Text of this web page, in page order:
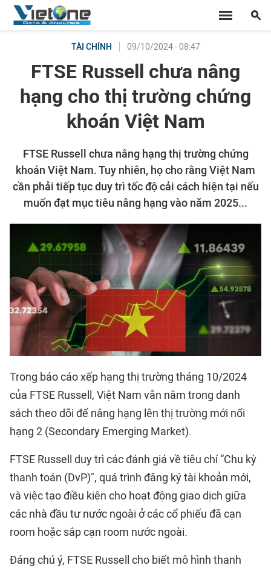
TÀI CHÍNH 09/10/2024 - 08:47
FTSE Russell chưa nâng
hạng cho thị trường chứng
khoán Việt Nam
FTSE Russell chưa nâng hạng thị trường chứng
khoán Việt Nam. Tuy nhiên, họ cho rằng Việt Nam
cần phải tiếp tục duy trì tốc độ cải cách hiện tại nếu
muốn đạt mục tiêu nâng hạng vào năm 2025...
Trong báo cáo xếp hạng thị trường tháng 10/2024
của FTSE Russell, Việt Nam vẫn nằm trong danh
sách theo dõi để nâng hạng lên thị trường mới nổi
hạng 2 (Secondary Emerging Market).
FTSE Russell duy trì các đánh giá về tiêu chí “Chu kỳ
thanh toán (DvP)", quá trình đăng ký tài khoản mới,
và việc tạo điều kiện cho hoạt động giao dịch giữa
các nhà đầu tư nước ngoài ở các cổ phiếu đã cạn
room hoặc sắp cạn room nước ngoài.
Đáng chú ý, FTSE Russell cho biết mô hình thanh